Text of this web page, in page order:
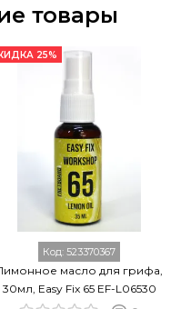
товары
25%
Код: 523370367
масло для грифа,
30мл, Easy Fix 65 EF-L06530